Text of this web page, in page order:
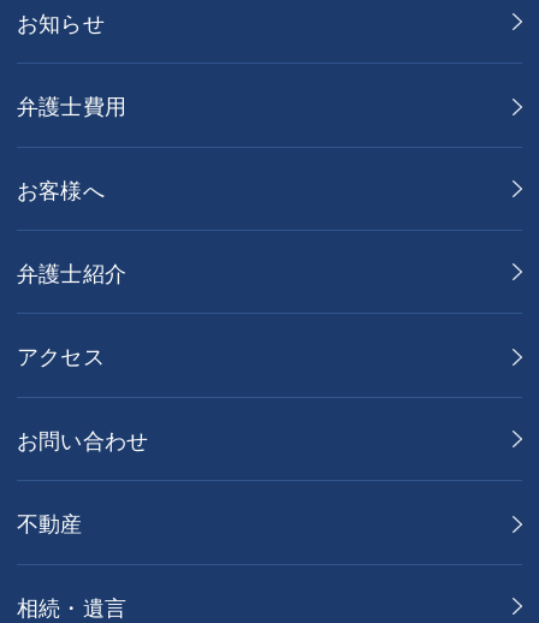
お知らせ
弁護士費用
お客様へ
弁護士紹介
アクセス
お問い合わせ
不動産
相続・遺言